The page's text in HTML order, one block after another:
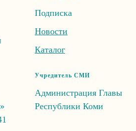
Подписка
Новости
Каталог
Учредитель СМИ
Администрация Главы
Республики Коми